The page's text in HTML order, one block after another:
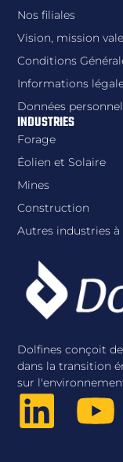
Dolfines conçoit
dans la transition
sur
Nos filiales
Vision, mission
Conditions
Informations
Données
INDUSTRIES
Forage
Éolien et Solaire
Mines
Construction
Autres industries à